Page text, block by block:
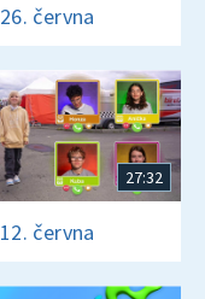
26. června
27:32
12. června